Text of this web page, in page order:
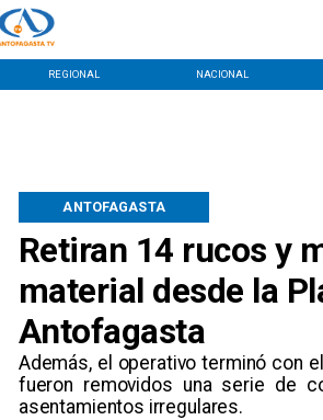
REGIONAL NACIONAL
Retiran 14 rucos y
material desde la
Antofagasta
​Además, el operativo terminó con
fueron removidos una serie de
asentamientos irregulares.
ANTOFAGASTA